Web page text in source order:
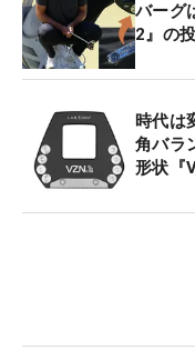
バーグ
2』の
時代は
角バラ
形状『